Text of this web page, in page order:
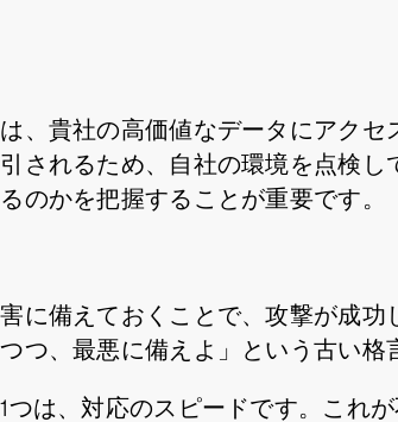
、貴社の高価値なデータにアク
されるため、自社の環境を点検
のかを把握することが重要です。
に備えておくことで、攻撃が成
つ、最悪に備えよ」という古い格
は、対応のスピードです。これ